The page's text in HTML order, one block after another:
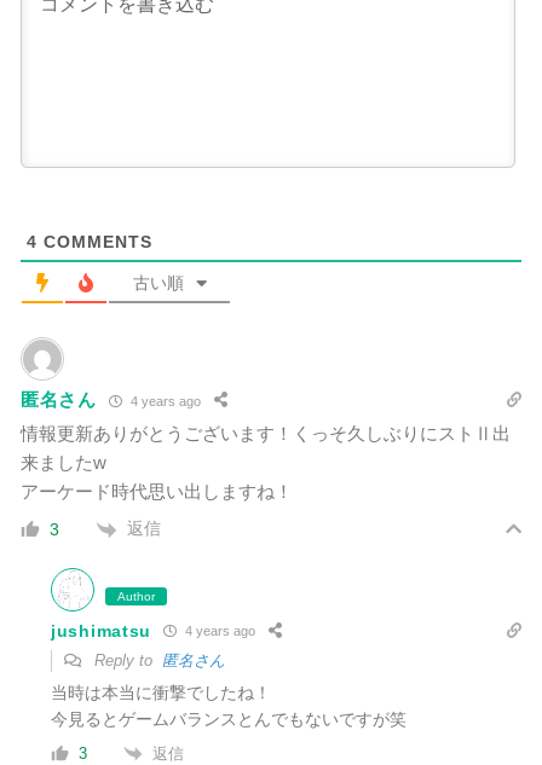
4 COMMENTS
古い順
匿名さん 4 years ago
情報更新ありがとうございます！くっそ久しぶりにストⅡ出
来ましたw
アーケード時代思い出しますね！
3 返信
Author
jushimatsu 4 years ago
Reply to 匿名さん
当時は本当に衝撃でしたね！
今見るとゲームバランスとんでもないですが笑
3 返信